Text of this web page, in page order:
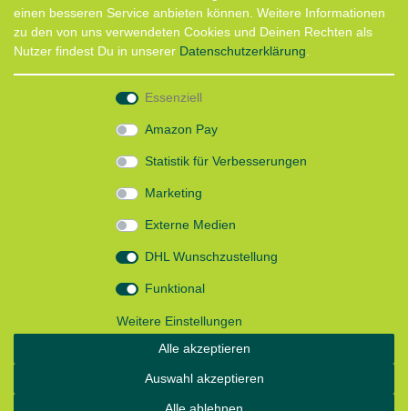
Termin für Hundeberatung
CaniX Seminare
Lauf Seminar
Laufen mit Lauflust
Batterieentsorgung
Daten­schutz­erklärung
AGB
einen besseren Service anbieten können. Weitere Informationen
zu den von uns verwendeten Cookies und Deinen Rechten als
Nutzer findest Du in unserer Daten­schutz­erklärung
Essenziell
Amazon Pay
Statistik für Verbesserungen
Marketing
Externe Medien
DHL Wunschzustellung
Funktional
Weitere Einstellungen
Alle akzeptieren
Auswahl akzeptieren
Alle ablehnen